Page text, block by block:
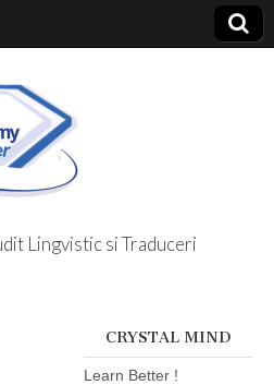
Mind
Lingvistic si Traduceri
CRYSTAL MIND
Learn Better !